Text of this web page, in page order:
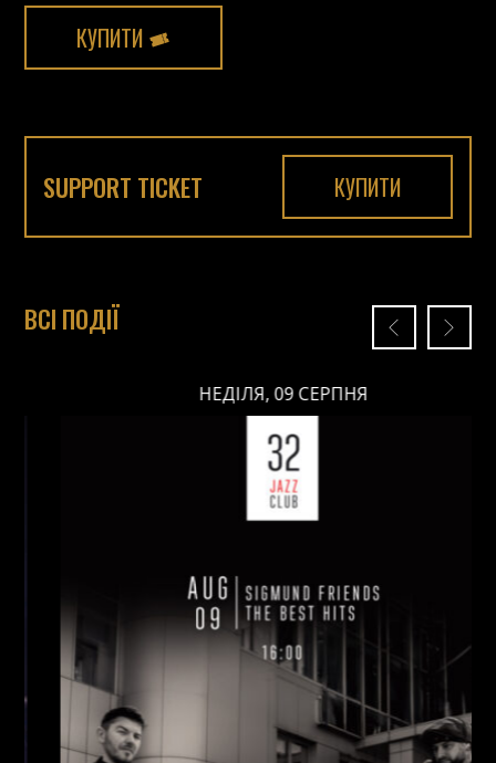
КУПИТИ
SUPPORT TICKET КУПИТИ
ВСІ ПОДІЇ
НЕДІЛЯ, 09 СЕРПНЯ
НЕДІЛЯ, 09 СЕРПНЯ
Виконавці: Павло Литвиненко ( Рояль,) /Денис
Дудко (Бас,) /Олександр Люлякін Барабани,